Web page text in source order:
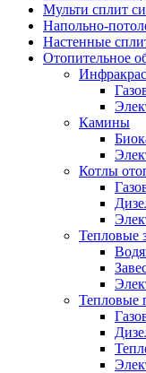
Мульти сплит
Напольно-
Настенные
Отопительное
Камины
Котлы
Тепловые
Тепловые